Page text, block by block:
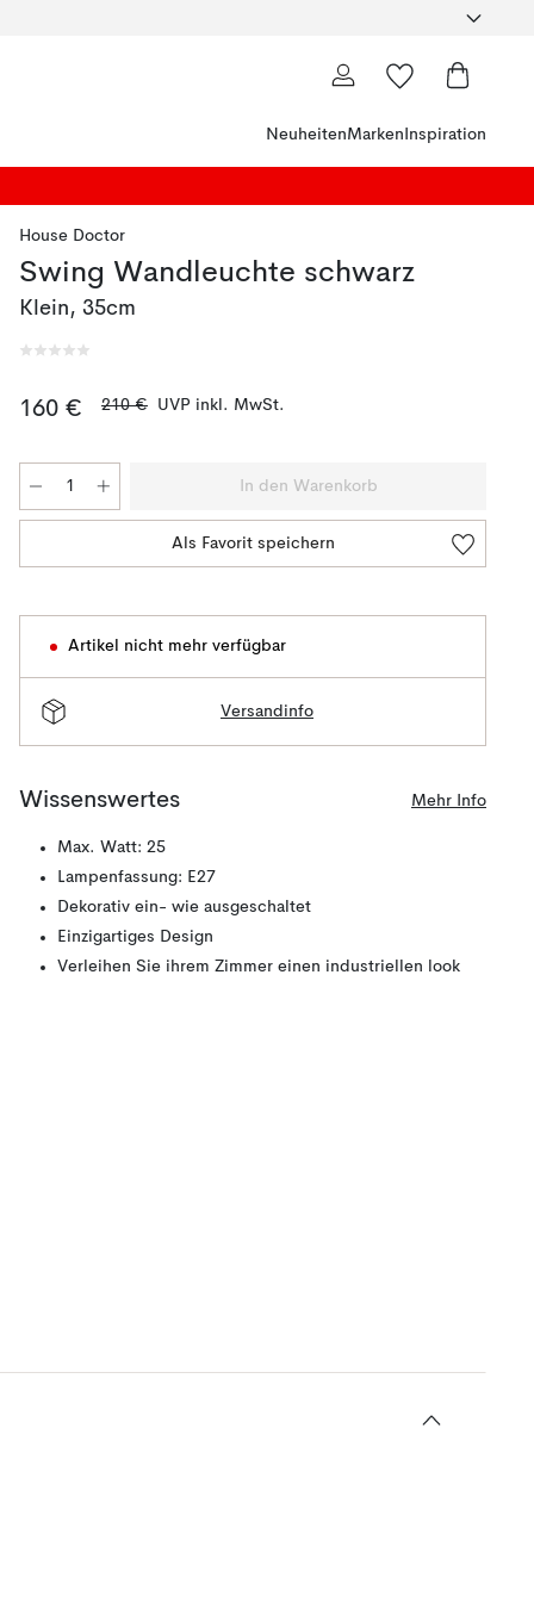
NeuheitenMarken Inspiration
House Doctor
Swing Wandleuchte schwarz
Klein, 35cm
160 € 210 € UVP inkl. MwSt.
In den Warenkorb
Als Favorit speichern
Artikel nicht mehr verfügbar
Versandinfo
Wissenswertes Mehr Info
Max. Watt: 25
Lampenfassung: E27
Dekorativ ein- wie ausgeschaltet
Einzigartiges Design
Verleihen Sie ihrem Zimmer einen industriellen look